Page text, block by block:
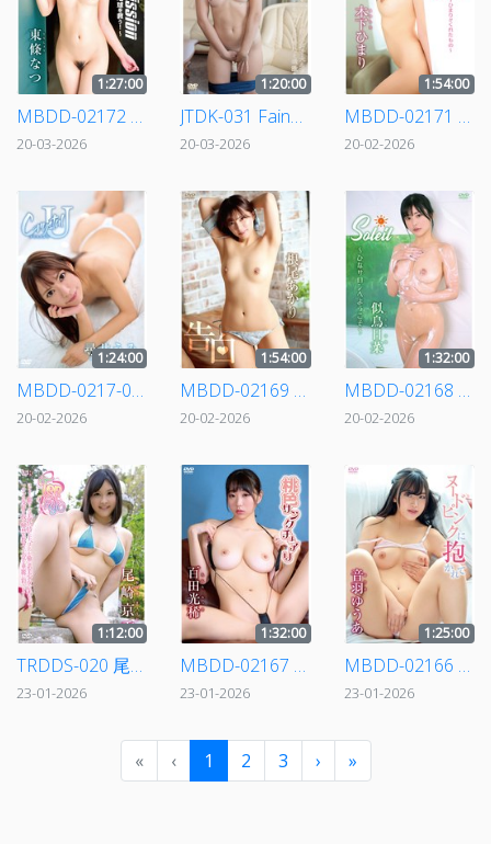
1:27:00
MBDD-02172 東條なつ/Secret Mission ～なつの愛は地球を救う！～
20-03-2026
1:20:00
JTDK-031 Faina.B/TOKYODOLL白人美女のグラビアFaina.B
20-03-2026
1:54:00
MBDD-02171 木下ひまり/Seacret Body ～ひまりがくれたもの～
20-02-2026
1:24:00
MBDD-0217-0 尋井うみ/Crystal U
20-02-2026
1:54:00
MBDD-02169 根尾あかり/告白
20-02-2026
1:32:00
MBDD-02168 似鳥日菜/Soleil ～ひなサロンへようこそ～
20-02-2026
1:12:00
TRDDS-020 尾崎京香/Ten-nyo（天女）
23-01-2026
1:32:00
MBDD-02167 百田光稀/桃色サンクチュアリ
23-01-2026
1:25:00
MBDD-02166 音羽ゆうあ/ヌードピンクに抱かれて
23-01-2026
« ‹ 1 2 3 › »